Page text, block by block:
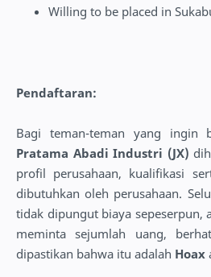
Willing to be placed in
Pendaftaran:
Bagi teman-teman yang ingin
Pratama Abadi Industri (JX)
profil perusahaan, kualifikasi
dibutuhkan oleh perusahaan.
tidak dipungut biaya sepeserpun,
meminta sejumlah uang,
dipastikan bahwa itu adalah Hoax